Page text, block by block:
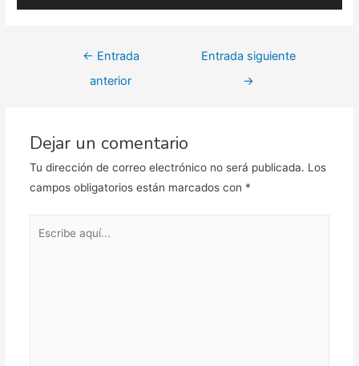
Navegación
← Entrada
anterior
Entrada siguiente
→
Dejar un comentario
Tu dirección de correo electrónico no será publicada. Los
campos obligatorios están marcados con *